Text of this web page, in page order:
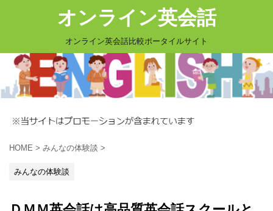
オンライン英会話
オンライン英会話比較ポータイルサイト
HOME > みんなの体験談 >
みんなの体験談